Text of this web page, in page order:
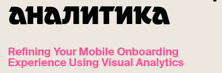
АНАЛИТИКА
Refining Your Mobile Onboarding
Experience Using Visual Analytics